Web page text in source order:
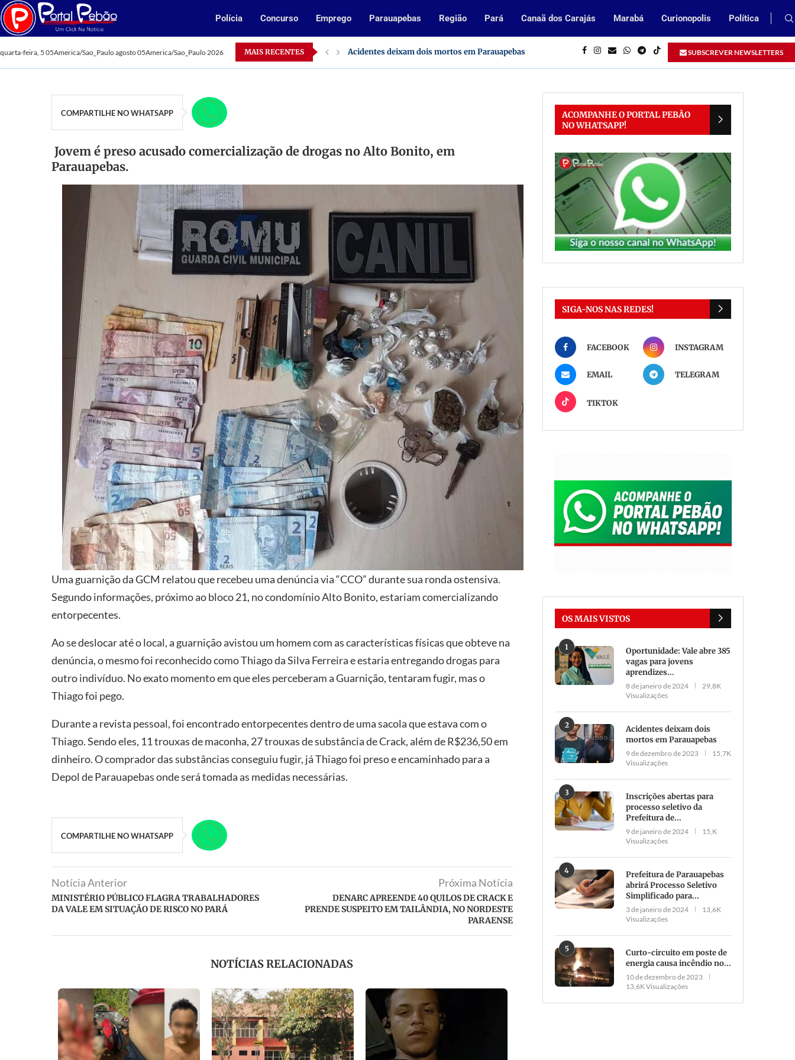
Polícia Concurso Emprego Parauapebas Região Pará Canaã dos Carajás Marabá Curionopolis Política
quarta-feira, 5 05America/Sao_Paulo agosto 05America/Sao_Paulo 2026 MAIS RECENTES
Oportunidade: Vale abre 385 vagas para jovens aprendizes no Pará Acidentes deixam dois mortos em Parauapebas Inscrições abertas para processo
SUBSCREVER NEWSLETTERS
COMPARTILHE NO WHATSAPP
Jovem é preso acusado comercialização de drogas no Alto Bonito, em
Parauapebas.
Uma guarnição da GCM relatou que recebeu uma denúncia via “CCO” durante sua ronda ostensiva.
Segundo informações, próximo ao bloco 21, no condomínio Alto Bonito, estariam comercializando
entorpecentes.
Ao se deslocar até o local, a guarnição avistou um homem com as características físicas que obteve na
denúncia, o mesmo foi reconhecido como Thiago da Silva Ferreira e estaria entregando drogas para
outro indivíduo. No exato momento em que eles perceberam a Guarnição, tentaram fugir, mas o
Thiago foi pego.
Durante a revista pessoal, foi encontrado entorpecentes dentro de uma sacola que estava com o
Thiago. Sendo eles, 11 trouxas de maconha, 27 trouxas de substância de Crack, além de R$236,50 em
dinheiro. O comprador das substâncias conseguiu fugir, já Thiago foi preso e encaminhado para a
Depol de Parauapebas onde será tomada as medidas necessárias.
COMPARTILHE NO WHATSAPP
Notícia Anterior
MINISTÉRIO PÚBLICO FLAGRA TRABALHADORES
DA VALE EM SITUAÇÃO DE RISCO NO PARÁ
Próxima Notícia
DENARC APREENDE 40 QUILOS DE CRACK E
PRENDE SUSPEITO EM TAILÂNDIA, NO NORDESTE
PARAENSE
NOTÍCIAS RELACIONADAS
ACOMPANHE O PORTAL PEBÃO
NO WHATSAPP!
SIGA-NOS NAS REDES!
FACEBOOK INSTAGRAM
EMAIL TELEGRAM
TIKTOK
OS MAIS VISTOS
1
Oportunidade: Vale abre 385
vagas para jovens
aprendizes...
8 de janeiro de 2024
29,8K
Visualizações
2
Acidentes deixam dois
mortos em Parauapebas
9 de dezembro de 2023
15,7K
Visualizações
3
Inscrições abertas para
processo seletivo da
Prefeitura de...
9 de janeiro de 2024
15,K
Visualizações
4
Prefeitura de Parauapebas
abrirá Processo Seletivo
Simplificado para...
3 de janeiro de 2024
13,6K
Visualizações
5
Curto-circuito em poste de
energia causa incêndio no...
10 de dezembro de 2023
13,6K Visualizações